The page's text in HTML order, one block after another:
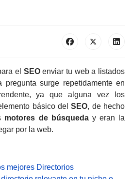
el SEOenviar tu web a listados
pregunta surge repetidamente en
ya que alguna vez los
básico delSEO, de hecho
motores de búsqueday eran la
por la web.
mejores Directorios